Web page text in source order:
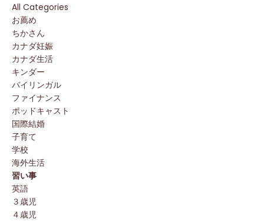
All Categories
お薦め
ちかさん
カナダ妊娠
カナダ生活
キンダー
バイリンガル
ファイナンス
ポッドキャスト
国際結婚
子育て
学校
海外生活
習い事
英語
３歳児
４歳児